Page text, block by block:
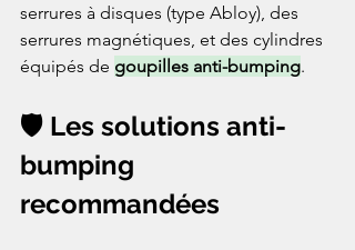
serrures à disques (type Abloy), des
serrures magnétiques, et des cylindres
équipés de goupilles anti-bumping.
🛡️ Les solutions anti-
bumping
recommandées